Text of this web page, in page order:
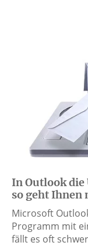
In Outlook
so geht Ihnen
Microsoft
Programm mit
fällt es oft